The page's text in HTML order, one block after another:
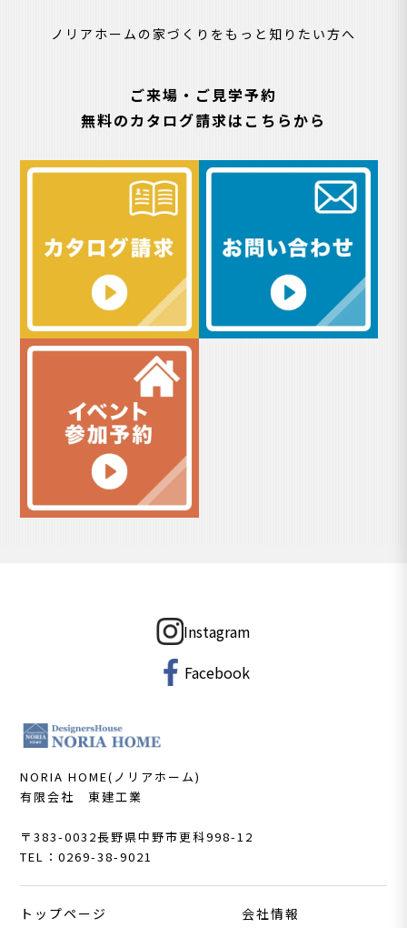
ノリアホームの家づくりをもっと知りたい方へ
ご来場・ご見学予約
無料のカタログ請求はこちらから
Instagram
Facebook
NORIA HOME(ノリアホーム)
有限会社 東建工業
〒383-0032長野県中野市更科998-12
TEL：0269-38-9021
トップページ 会社情報